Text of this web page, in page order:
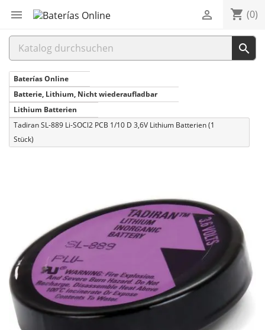
 shopping_cart (0)


Baterías Online
Batterie, Lithium, Nicht wiederaufladbar
Lithium Batterien
Tadiran SL-889 Li-SOCl2 PCB 1/10 D 3,6V Lithium Batterien (1
Stück)